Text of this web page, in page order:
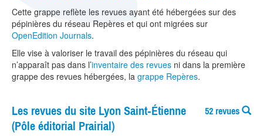
Cette grappe reflète les revues ayant été hébergées sur des
pépinières du réseau Repères et qui ont migrées sur
OpenEdition Journals.
Elle vise à valoriser le travail des pépinières du réseau qui
n’apparaît pas dans l’inventaire des revues ni dans la première
grappe des revues hébergées, la grappe Repères.
52 revues
Les revues du site Lyon Saint‑Étienne
(Pôle éditorial Prairial)